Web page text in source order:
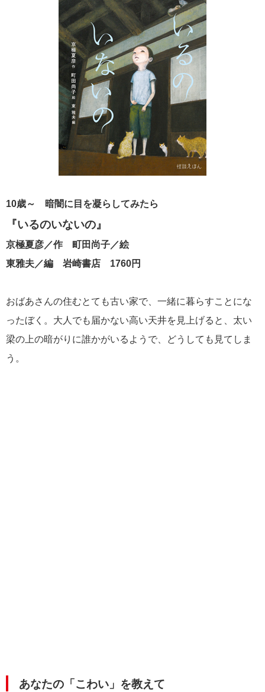
10歳～ 暗闇に目を凝らしてみたら
『いるのいないの』
京極夏彦／作 町田尚子／絵
東雅夫／編 岩崎書店 1760円
おばあさんの住むとても古い家で、一緒に暮らすことにな
ったぼく。大人でも届かない高い天井を見上げると、太い
梁の上の暗がりに誰かがいるようで、どうしても見てしま
う。
あなたの「こわい」を教えて